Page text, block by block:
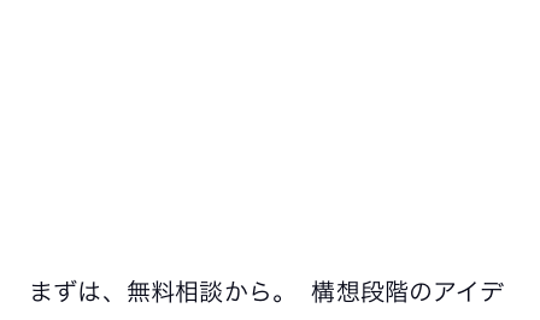
まずは、無料相談から。 構想段階のアイデ